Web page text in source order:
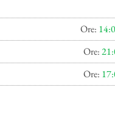
Ore:
Ore:
Ore: